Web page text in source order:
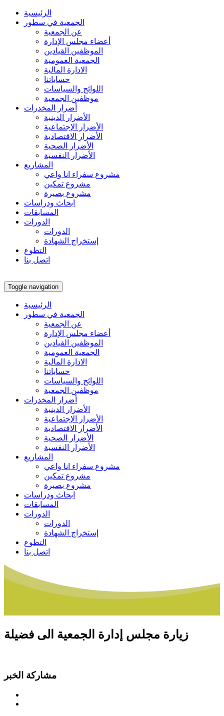
الرئيسية
الجمعية في سطور
عن الجمعية
أعضاء مجلس الإدارة
الموظفين القيادين
الجمعية العمومية
الادارة المالية
حساباتنا
اللوائح والسياسات
موظفين الجمعية
أضرار المخدرات
الأضرار الدينية
الأضرار الإجتماعية
الأضرار الاقتصادية
الأضرار الصحية
الأضرار النفسية
المشاريع
مشروع سفراء انا واعي
مشروع تمكين
مشروع بصيرة
ابحاث ودراسات
المسابقات
الدورات
الدورات
إستخراج الشهادة
التطوع
اتصل بنا
Toggle navigation
الرئيسية
الجمعية في سطور
عن الجمعية
أعضاء مجلس الإدارة
الموظفين القيادين
الجمعية العمومية
الادارة المالية
حساباتنا
اللوائح والسياسات
موظفين الجمعية
أضرار المخدرات
الأضرار الدينية
الأضرار الإجتماعية
الأضرار الاقتصادية
الأضرار الصحية
الأضرار النفسية
المشاريع
مشروع سفراء انا واعي
مشروع تمكين
مشروع بصيرة
ابحاث ودراسات
المسابقات
الدورات
الدورات
إستخراج الشهادة
التطوع
اتصل بنا
زيارة مجلس إدارة الجمعية الى فضيلة
مشاركة الخبر